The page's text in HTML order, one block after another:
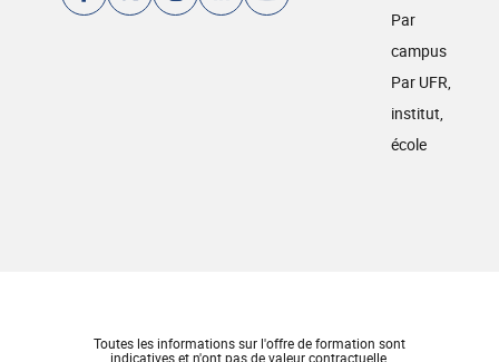
Par
campus
Par UFR,
institut,
école
Toutes les informations sur l'offre de formation sont
indicatives et n'ont pas de valeur contractuelle.